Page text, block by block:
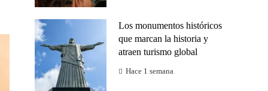
Los monumentos históricos
que marcan la historia y
atraen turismo global
Hace 1 semana